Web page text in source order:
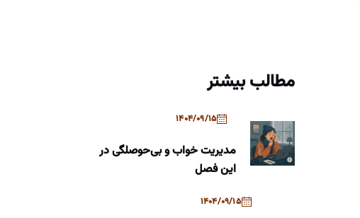
مطالب بیشتر
1404/09/15
مدیریت خواب و بی‌حوصلگی در
این فصل
1404/09/15